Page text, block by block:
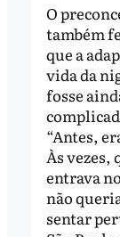
O
também
que a
vida da
fosse
“Antes,
Às vezes,
entrava
não
sentar